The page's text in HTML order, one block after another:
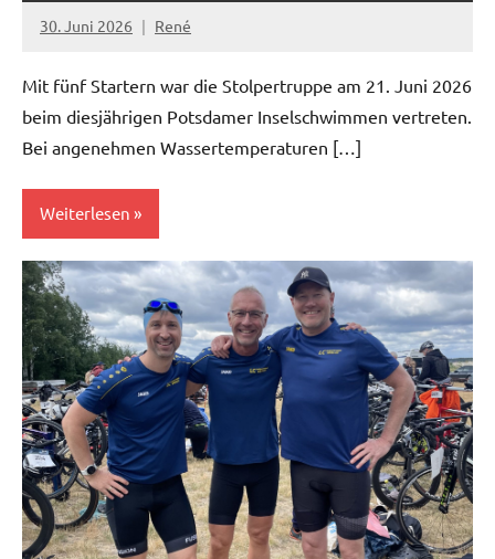
30. Juni 2026 René
Mit fünf Startern war die Stolpertruppe am 21. Juni 2026
beim diesjährigen Potsdamer Inselschwimmen vertreten.
Bei angenehmen Wassertemperaturen […]
Weiterlesen
News